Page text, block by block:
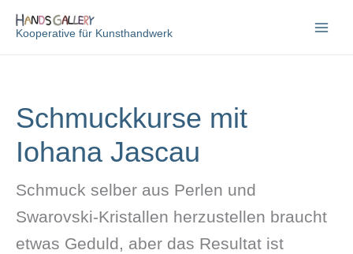
InhaltKooperative für Kunsthandwerk
Schmuckkurse mit
Iohana Jascau
Schmuck selber aus Perlen und
Swarovski-Kristallen herzustellen braucht
etwas Geduld, aber das Resultat ist